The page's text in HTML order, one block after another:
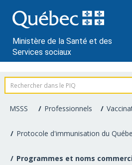
au
contenu
Ministère de la Santé et des
Services sociaux
Information
pour
les
MSSS Professionnels
Protocole d'immunisation du
Programmes et noms